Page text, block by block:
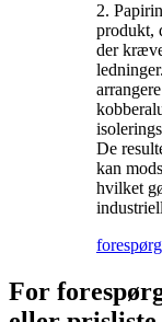
2.
produkt,
der
De
kan
hvilket
For